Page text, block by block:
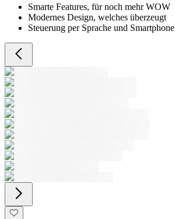
Smarte Features, für noch mehr WOW
Modernes Design, welches überzeugt
Steuerung per Sprache und Smartphone